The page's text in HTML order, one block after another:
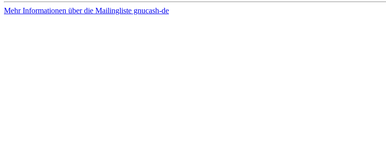
Mehr Informationen über die Mailingliste gnucash-de